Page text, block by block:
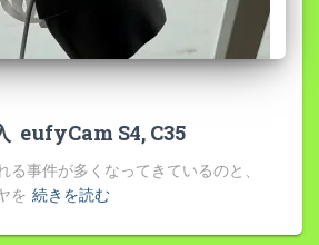
eufyCam S4, C35
る事件が多くなってきているのと、
を 続きを読む